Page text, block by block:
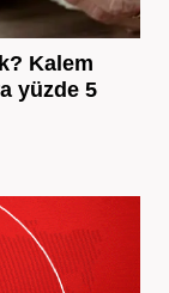
Kalem
yüzde 5